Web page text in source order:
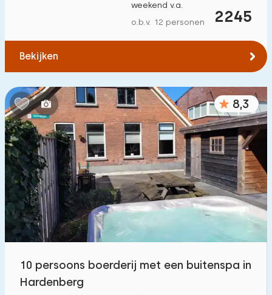
Woonboot
Kindvriendelijk
Kindermeubilair 4
Omheinde tuin
Speeltoestellen bij woning 3
Binnenzwembad 7
Buitenzwembad 4
Kinderfaciliteiten op park
2245
weekend v.a.
o.b.v. 12 personen
Bekijken
8,3
10 persoons boerderij met een buitenspa in
Hardenberg